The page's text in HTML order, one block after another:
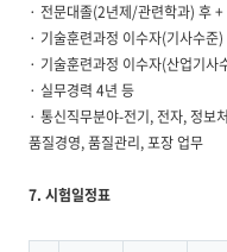
· 전문대졸(2년제/관련학과) 후
· 기술훈련과정 이수자(기사수준)
· 기술훈련과정 이수자(산업기사
· 실무경력 4년 등
· 통신직무분야-전기, 전자, 정보
품질경영, 품질관리, 포장 업무
7. 시험일정표